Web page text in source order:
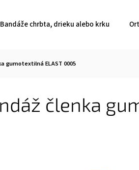
Bandáže chrbta, drieku alebo krku
gumotextilná ELAST 0005
členka